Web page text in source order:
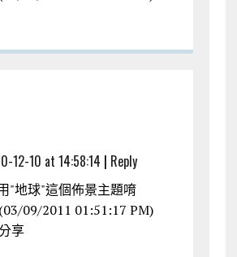
12-10 at 14:58:14 | Reply
"地球"這個佈景主題唷
09/2011 01:51:17 PM)
享